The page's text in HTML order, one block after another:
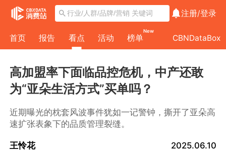
注册/登录
首页 报告 看点 活动 榜单
New
CBNDataBox
高加盟率下面临品控危机，中产还敢
为“亚朵生活方式”买单吗？
近期曝光的枕套风波事件犹如一记警钟，撕开了亚朵高
速扩张表象下的品质管理裂缝。
王怜花
2025.06.10